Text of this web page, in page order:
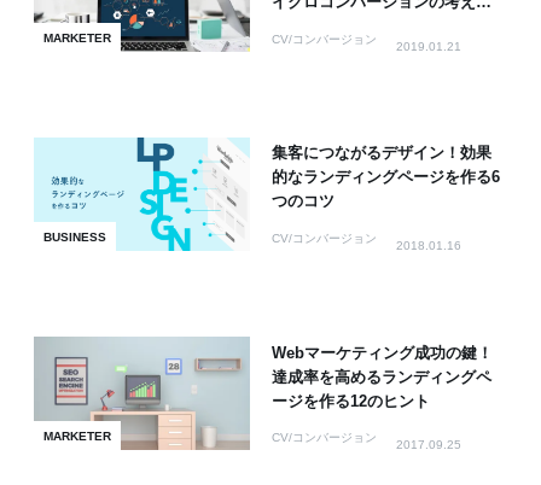
MARKETER CV/コンバージョン
2019.01.21
BUSINESS
集客につながるデザイン！効果
的なランディングページを作る6
つのコツ
CV/コンバージョン
2018.01.16
MARKETER
Webマーケティング成功の鍵！
達成率を高めるランディングペ
ージを作る12のヒント
CV/コンバージョン
2017.09.25